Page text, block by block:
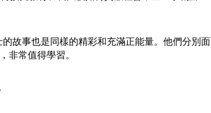
故事也是同樣的精彩和充滿正能量。他們分別面
非常值得學習。